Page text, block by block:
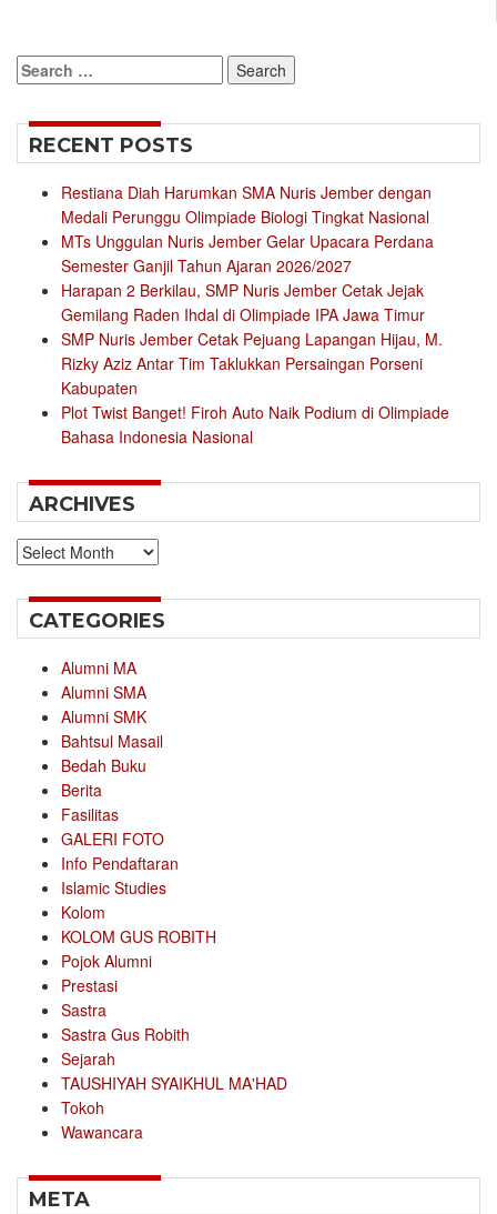
Search
for:
RECENT POSTS
Restiana Diah Harumkan SMA Nuris Jember dengan
Medali Perunggu Olimpiade Biologi Tingkat Nasional
MTs Unggulan Nuris Jember Gelar Upacara Perdana
Semester Ganjil Tahun Ajaran 2026/2027
Harapan 2 Berkilau, SMP Nuris Jember Cetak Jejak
Gemilang Raden Ihdal di Olimpiade IPA Jawa Timur
SMP Nuris Jember Cetak Pejuang Lapangan Hijau, M.
Rizky Aziz Antar Tim Taklukkan Persaingan Porseni
Kabupaten
Plot Twist Banget! Firoh Auto Naik Podium di Olimpiade
Bahasa Indonesia Nasional
ARCHIVES
Archives
CATEGORIES
Alumni MA
Alumni SMA
Alumni SMK
Bahtsul Masail
Bedah Buku
Berita
Fasilitas
GALERI FOTO
Info Pendaftaran
Islamic Studies
Kolom
KOLOM GUS ROBITH
Pojok Alumni
Prestasi
Sastra
Sastra Gus Robith
Sejarah
TAUSHIYAH SYAIKHUL MA'HAD
Tokoh
Wawancara
META